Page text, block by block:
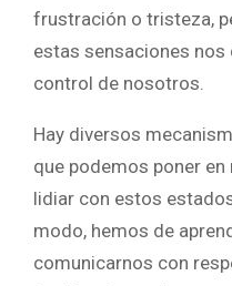
frustración o tristeza,
estas sensaciones
control de nosotros.
Hay diversos
que podemos poner
lidiar con estos
modo, hemos de
comunicarnos con